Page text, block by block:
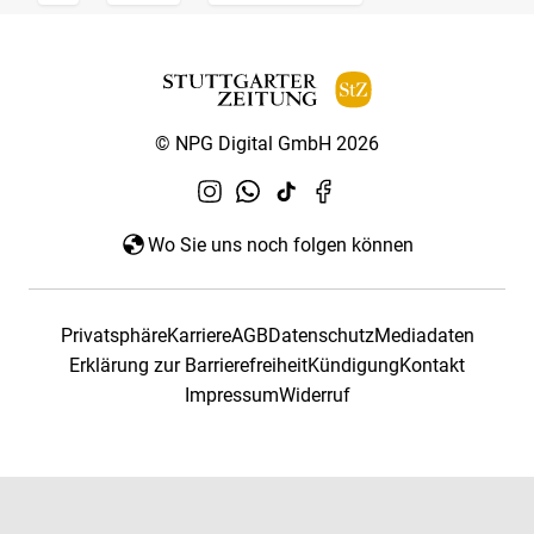
© NPG Digital GmbH 2026
Wo Sie uns noch folgen können
PrivatsphäreKarriereAGBDatenschutzMediadaten
Erklärung zur BarrierefreiheitKündigungKontakt
ImpressumWiderruf